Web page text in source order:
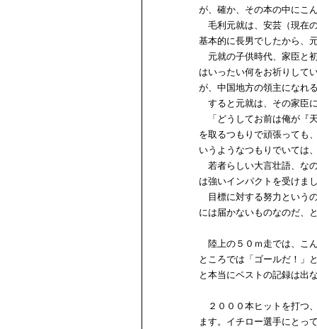
が、確か、その本の中にこ
毛利元就は、安芸（現在
基本的に長男でしたから、
元就の子供時代、家臣と
はいったい何をお祈りして
が、中国地方の領主になれ
すると元就は、その家臣
「どうしてお前は俺が『
を取るつもりで頑張っても
いうようなつもりでいては
若者らしい大言壮語、な
は強いインパクトを受けま
目標に対する努力という
には届かないものなのだ、
陸上の５０ｍ走では、こ
ところでは「ゴールだ！」
と本当にベストの記録は出
２０００本ヒットを打つ
ます。イチロー選手にとっ